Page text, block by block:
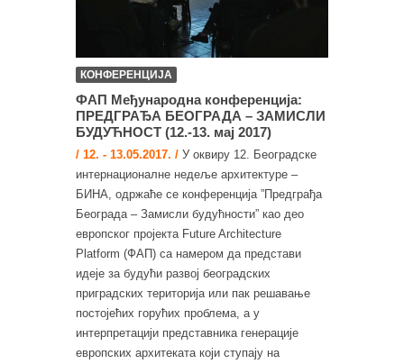
КОНФЕРЕНЦИЈА
ФАП Међународна конференција:
ПРЕДГРАЂА БЕОГРАДА – ЗАМИСЛИ
БУДУЋНОСТ (12.-13. мај 2017)
/ 12. - 13.05.2017. / У оквиру 12. Београдске
интернационалне недеље архитектуре –
БИНА, одржаће се конференција ”Предграђа
Београда – Замисли будућности” као део
европског пројекта Future Architecture
Platform (ФАП) са намером да представи
идеје за будући развој београдских
приградских територија или пак решавање
постојећих горућих проблема, а у
интерпретацији представника генерације
европских архитеката који ступају на